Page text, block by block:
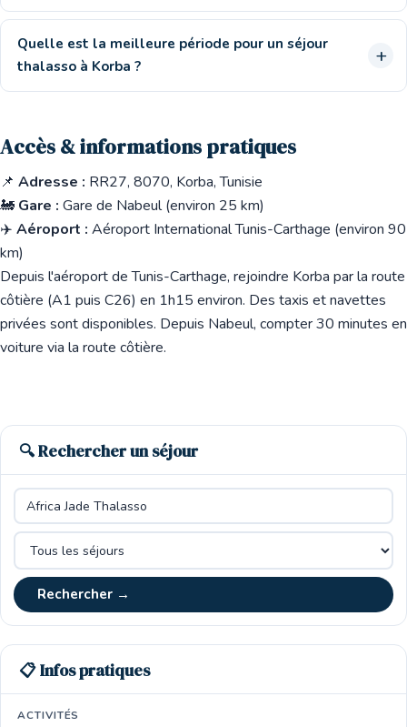
Quelle est la meilleure période pour un séjour
thalasso à Korba ?
Accès & informations pratiques
📌 Adresse : RR27, 8070, Korba, Tunisie
🚂 Gare : Gare de Nabeul (environ 25 km)
✈️ Aéroport : Aéroport International Tunis-Carthage (environ 90
km)
Depuis l'aéroport de Tunis-Carthage, rejoindre Korba par la route
côtière (A1 puis C26) en 1h15 environ. Des taxis et navettes
privées sont disponibles. Depuis Nabeul, compter 30 minutes en
voiture via la route côtière.
🔍 Rechercher un séjour
Rechercher →
📋 Infos pratiques
ACTIVITÉS